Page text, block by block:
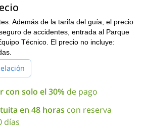
escalar el Quetrupillán es una gran
como las vistas, te dejarán sin aliento.
maravillosa aventura, solo envíame
famoso
de un día completo.
Además de la tarifa del guía, el precio
de accidentes, entrada al Parque
Técnico. El precio no incluye:
con solo el 30% de pago
en 48 horas con reserva
días